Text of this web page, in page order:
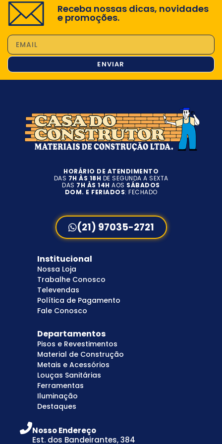
Receba nossas dicas, novidades
e promoções.
ENVIAR
HORÁRIO DE ATENDIMENTO
DAS 7H ÀS 18H DE SEGUNDA A SEXTA
DAS 7H ÀS 14H AOS SÁBADOS
DOM. E FERIADOS: FECHADO
(21) 97035-2721
Institucional
Nossa Loja
Trabalhe Conosco
Televendas
Política de Pagamento
Fale Conosco
Departamentos
Pisos e Revestimentos
Material de Construção
Metais e Acessórios
Louças Sanitárias
Ferramentas
Iluminação
Destaques
Nosso Endereço
Est. dos Bandeirantes, 384